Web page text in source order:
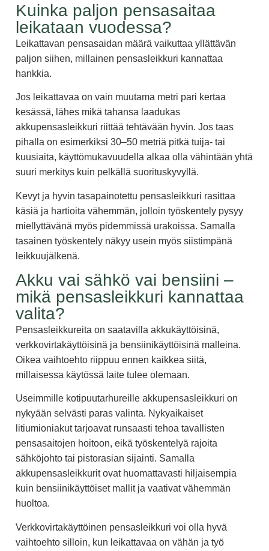
Kuinka paljon pensasaitaa
leikataan vuodessa?
Leikattavan pensasaidan määrä vaikuttaa yllättävän
paljon siihen, millainen pensasleikkuri kannattaa
hankkia.
Jos leikattavaa on vain muutama metri pari kertaa
kesässä, lähes mikä tahansa laadukas
akkupensasleikkuri riittää tehtävään hyvin. Jos taas
pihalla on esimerkiksi 30–50 metriä pitkä tuija- tai
kuusiaita, käyttömukavuudella alkaa olla vähintään yhtä
suuri merkitys kuin pelkällä suorituskyvyllä.
Kevyt ja hyvin tasapainotettu pensasleikkuri rasittaa
käsiä ja hartioita vähemmän, jolloin työskentely pysyy
miellyttävänä myös pidemmissä urakoissa. Samalla
tasainen työskentely näkyy usein myös siistimpänä
leikkuujälkenä.
Akku vai sähkö vai bensiini –
mikä pensasleikkuri kannattaa
valita?
Pensasleikkureita on saatavilla akkukäyttöisinä,
verkkovirtakäyttöisinä ja bensiinikäyttöisinä malleina.
Oikea vaihtoehto riippuu ennen kaikkea siitä,
millaisessa käytössä laite tulee olemaan.
Useimmille kotipuutarhureille akkupensasleikkuri on
nykyään selvästi paras valinta. Nykyaikaiset
litiumioniakut tarjoavat runsaasti tehoa tavallisten
pensasaitojen hoitoon, eikä työskentelyä rajoita
sähköjohto tai pistorasian sijainti. Samalla
akkupensasleikkurit ovat huomattavasti hiljaisempia
kuin bensiinikäyttöiset mallit ja vaativat vähemmän
huoltoa.
Verkkovirtakäyttöinen pensasleikkuri voi olla hyvä
vaihtoehto silloin, kun leikattavaa on vähän ja työ